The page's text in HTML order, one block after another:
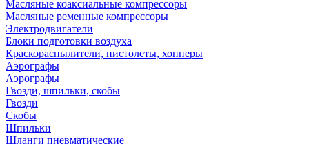
Масляные коаксиальные компрессоры
Масляные ременные компрессоры
Электродвигатели
Блоки подготовки воздуха
Краскораспылители, пистолеты, хопперы
Аэрографы
Аэрографы
Гвозди, шпильки, скобы
Гвозди
Скобы
Шпильки
Шланги пневматические